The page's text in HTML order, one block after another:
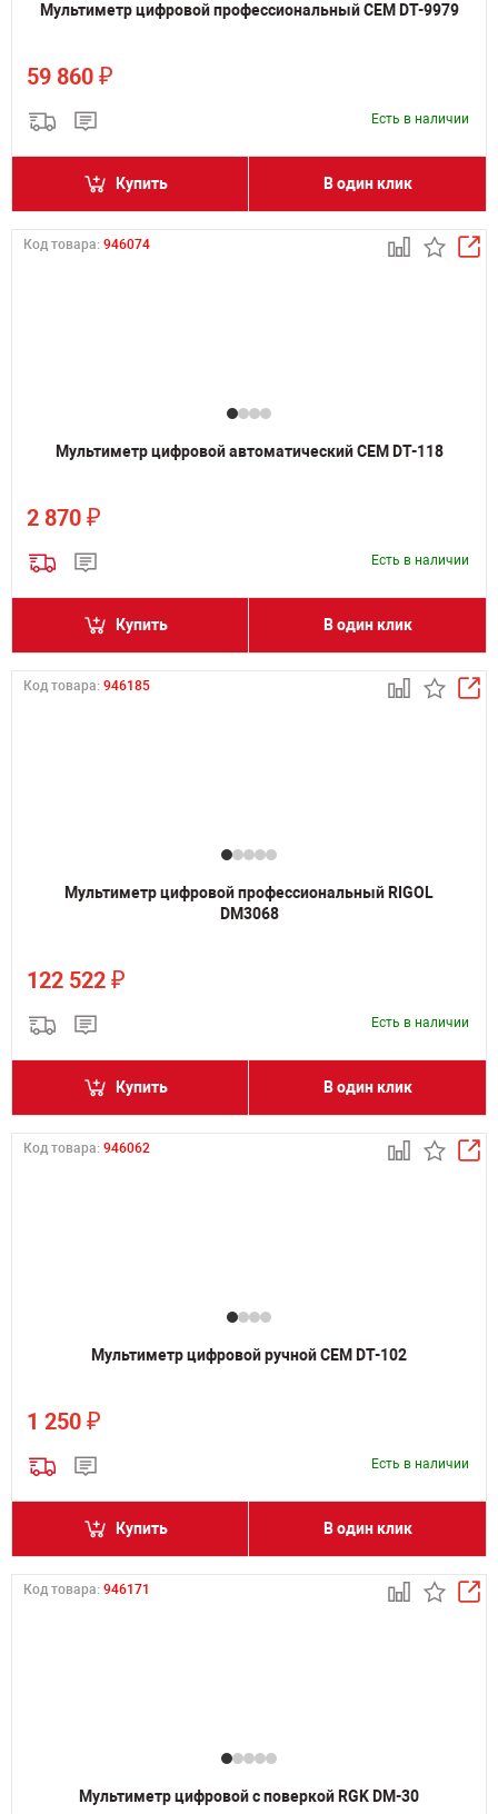
Мультиметр цифровой профессиональный CEM DT-9979
59 860 ₽
Есть в наличии
Купить В один клик
Код товара: 946074
Мультиметр цифровой автоматический CEM DT-118
2 870 ₽
Есть в наличии
Купить В один клик
Код товара: 946185
Мультиметр цифровой профессиональный RIGOL
DM3068
122 522 ₽
Есть в наличии
Купить В один клик
Код товара: 946062
Мультиметр цифровой ручной CEM DT-102
1 250 ₽
Есть в наличии
Купить В один клик
Код товара: 946171
Мультиметр цифровой с поверкой RGK DM-30